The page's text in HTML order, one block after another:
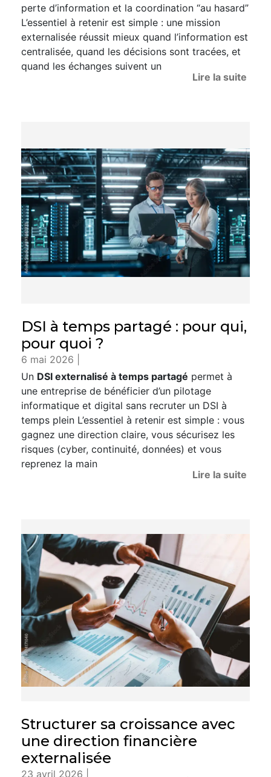
perte d’information et la coordination “au hasard”
L’essentiel à retenir est simple : une mission
externalisée réussit mieux quand l’information est
centralisée, quand les décisions sont tracées, et
quand les échanges suivent un
Lire la suite
DSI à temps partagé : pour qui,
pour quoi ?
6 mai 2026 |
Un DSI externalisé à temps partagé permet à
une entreprise de bénéficier d’un pilotage
informatique et digital sans recruter un DSI à
temps plein L’essentiel à retenir est simple : vous
gagnez une direction claire, vous sécurisez les
risques (cyber, continuité, données) et vous
reprenez la main
Lire la suite
Structurer sa croissance avec
une direction financière
externalisée
23 avril 2026 |